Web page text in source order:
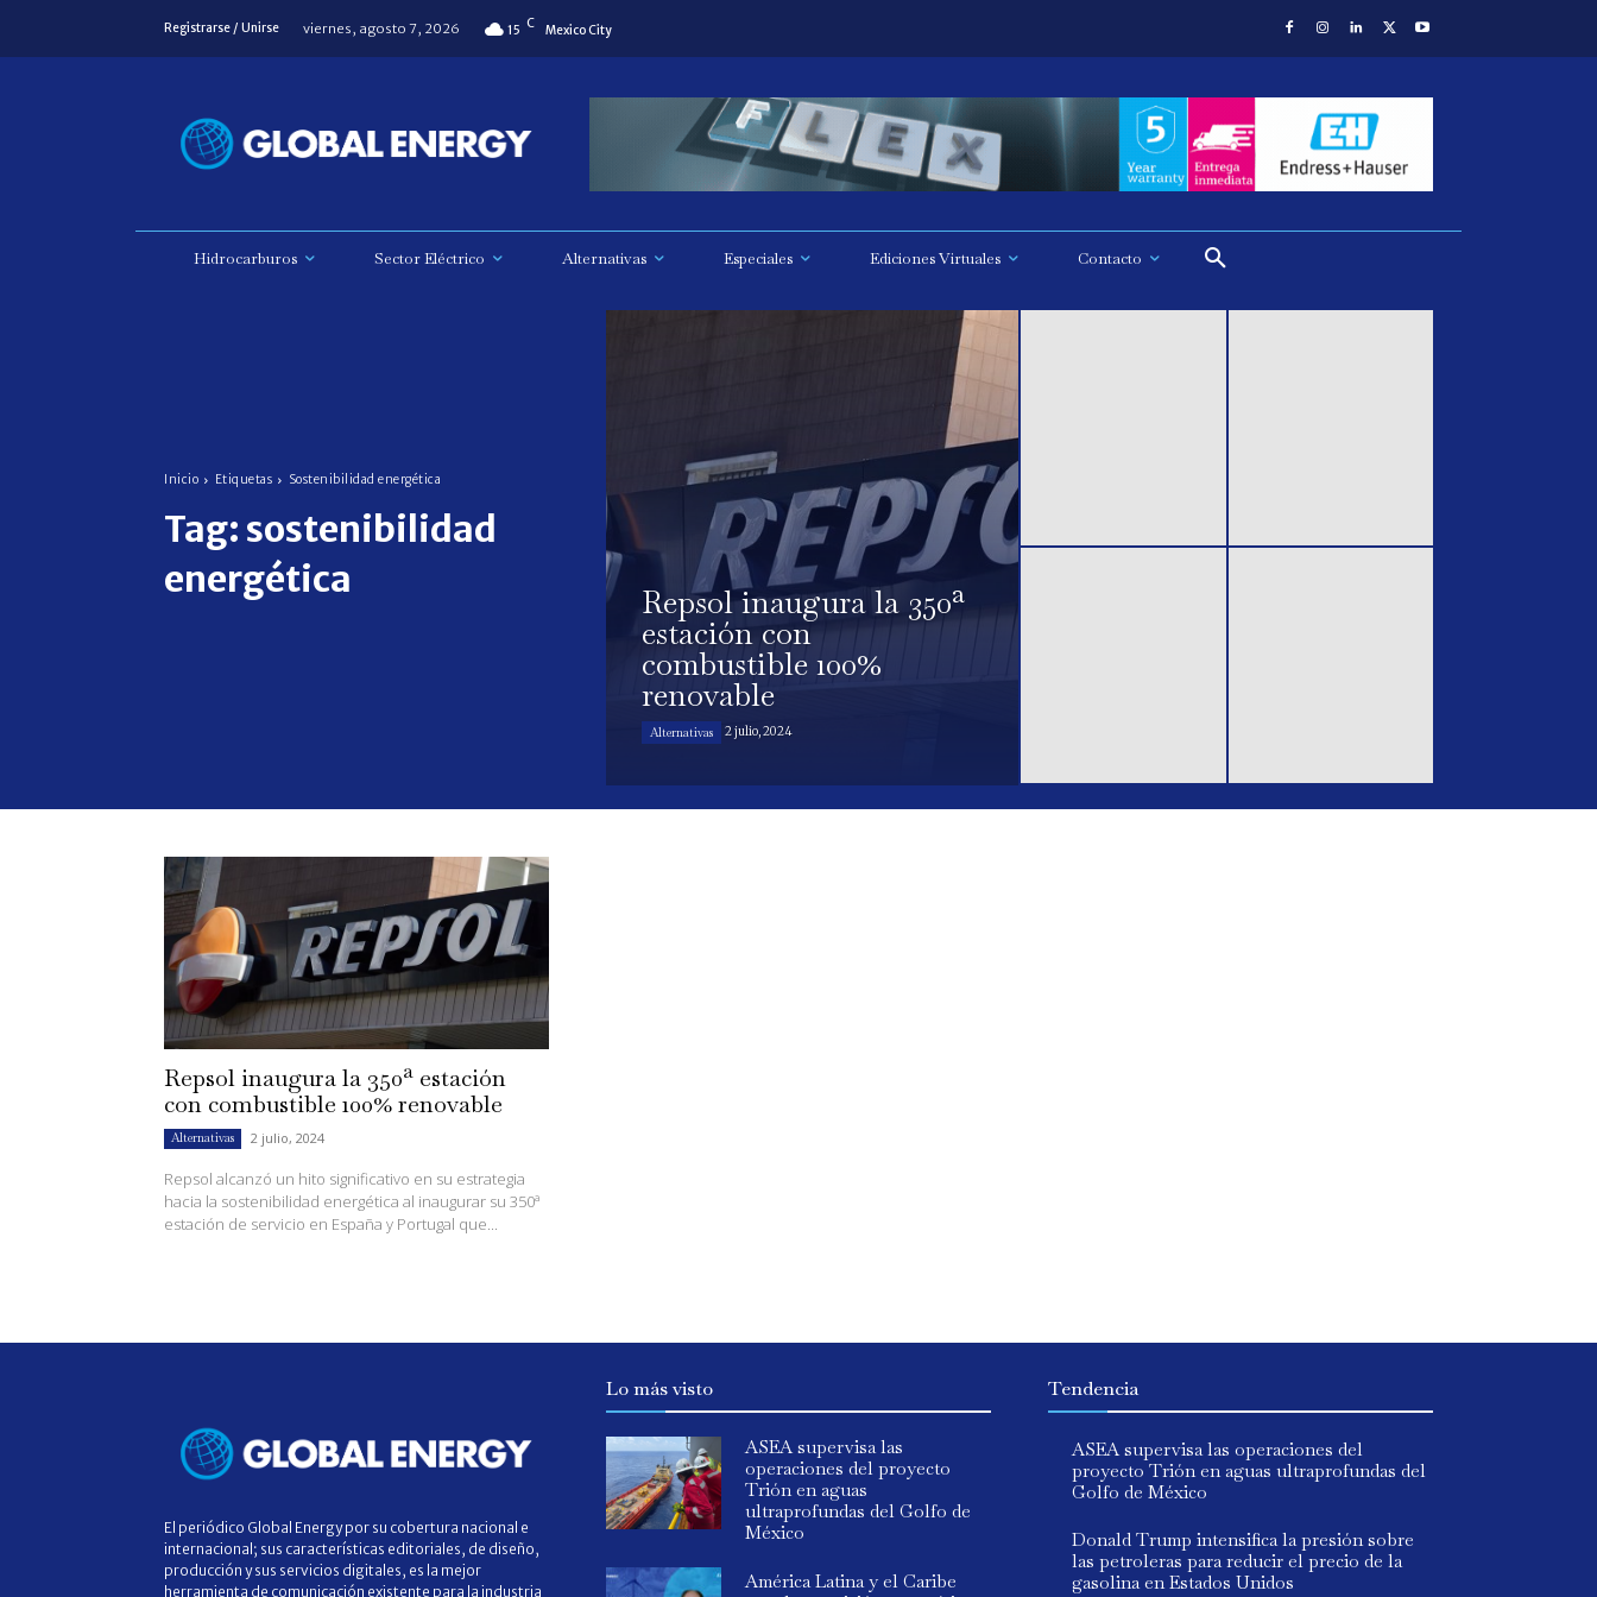
Registrarse / Unirse viernes, agosto 7, 2026 15 C Mexico City
Hidrocarburos Sector Eléctrico Alternativas Especiales Ediciones Virtuales Contacto
Inicio Etiquetas Sostenibilidad energética
Tag: sostenibilidad
energética
Repsol inaugura la 350ª
estación con
combustible 100%
renovable
Alternativas 2 julio, 2024
Repsol inaugura la 350ª estación
con combustible 100% renovable
Alternativas 2 julio, 2024
Repsol alcanzó un hito significativo en su estrategia
hacia la sostenibilidad energética al inaugurar su 350ª
estación de servicio en España y Portugal que...
El periódico Global Energy por su cobertura nacional e
internacional; sus características editoriales, de diseño,
producción y sus servicios digitales, es la mejor
herramienta de comunicación existente para la industria
Lo más visto
ASEA supervisa las
operaciones del proyecto
Trión en aguas
ultraprofundas del Golfo de
México
América Latina y el Caribe
Tendencia
ASEA supervisa las operaciones del
proyecto Trión en aguas ultraprofundas del
Golfo de México
Donald Trump intensifica la presión sobre
las petroleras para reducir el precio de la
gasolina en Estados Unidos